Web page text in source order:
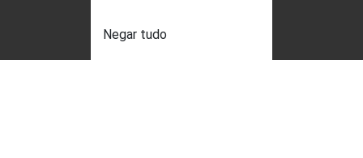
Negar tudo